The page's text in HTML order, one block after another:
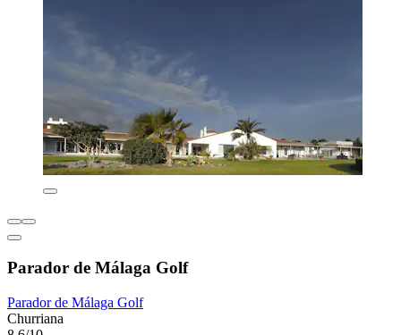
Parador de Málaga Golf
Parador de Málaga Golf
Churriana